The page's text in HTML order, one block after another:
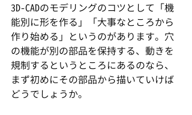
3D-CADのモデリングのコツとして「機
能別に形を作る」「大事なところから
作り始める」というのがあります。穴
の機能が別の部品を保持する、動きを
規制するというところにあるのなら、
まず初めにその部品から描いていけば
どうでしょうか。